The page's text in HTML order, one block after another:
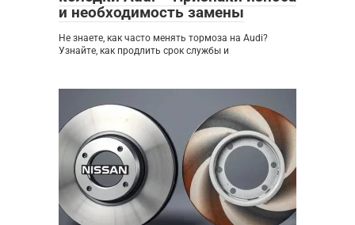
и необходимость замены
Не знаете, как часто менять тормоза на Audi?
Узнайте, как продлить срок службы и